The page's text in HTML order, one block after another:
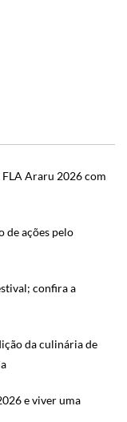
FLA Araru 2026 com
de ações pelo
confira a
da culinária de
e viver uma